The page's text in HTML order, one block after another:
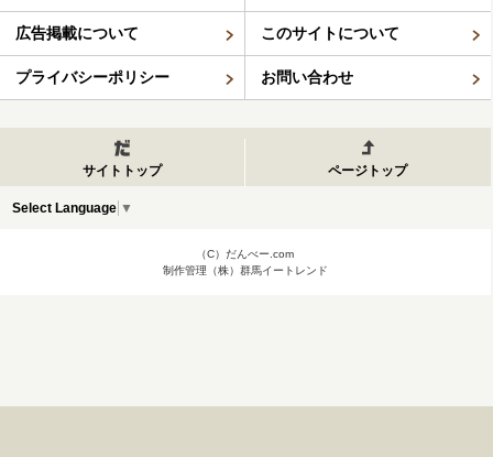
広告掲載について このサイトについて
プライバシーポリシー お問い合わせ
サイトトップ ページトップ
Select Language ▼
（C）だんべー.com
制作管理（株）群馬イートレンド